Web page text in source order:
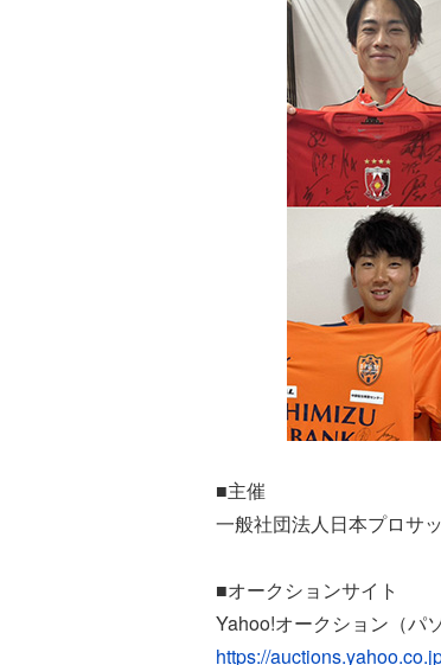
■主催
一般社団法人日本プロサ
■オークションサイト
Yahoo!オークション（パ
https://